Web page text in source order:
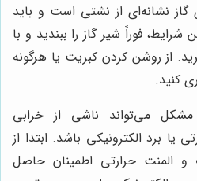
گاز نشانه‌ای از نشتی است و باید
فوراً شیر گاز را ببندید و با
از روشن کردن کبریت یا هرگونه
کنید.
می‌تواند ناشی از خرابی
یا برد الکترونیکی باشد. ابتدا از
و المنت حرارتی اطمینان حاصل